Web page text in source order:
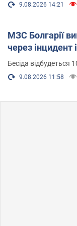
9.08.2026 14:21
МЗС Болгарії
через інцидент
Бесіда відбудеться
9.08.2026 11:58